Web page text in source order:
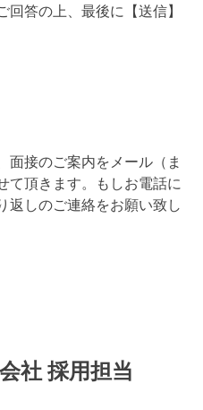
回答の上、最後に【送信】
面接のご案内をメール（ま
て頂きます。もしお電話に
返しのご連絡をお願い致し
社 採用担当